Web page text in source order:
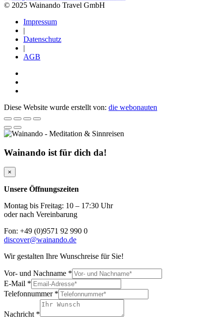
© 2025 Wainando Travel GmbH
Impressum
|
Datenschutz
|
AGB
Diese Website wurde erstellt von: die webonauten
Wainando ist für dich da!
×
Unsere Öffnungszeiten
Montag bis Freitag: 10 – 17:30 Uhr
oder nach Vereinbarung
Fon: +49 (0)9571 92 990 0
discover@wainando.de
Wir gestalten Ihre Wunschreise für Sie!
Vor- und Nachname *
E-Mail *
Telefonnummer *
Nachricht *